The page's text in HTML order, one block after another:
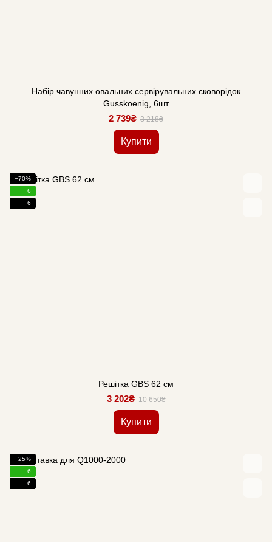
Набір чавунних овальних сервірувальних сковорідок
Gusskoenig, 6шт
2 739₴ 3 218₴
Купити
−70%
6
6
Решітка GBS 62 см
3 202₴ 10 650₴
Купити
−25%
6
6